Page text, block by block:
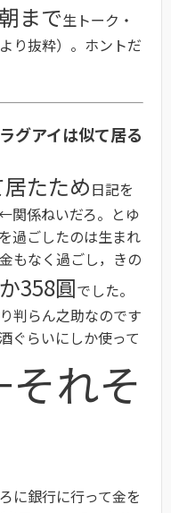
朝まで生トーク・
り抜粋）。ホントだ
グアイは似て居る
たため日記を
関係ねいだろ。とゆ
過ごしたのは生まれ
もなく過ごし，きの
358圓でした。
判らん之助なのです
ぐらいにしか使って
れそ
に銀行に行って金を